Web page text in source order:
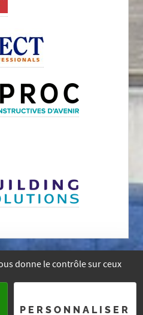
donne le contrôle sur ceux
PERSONNALISER